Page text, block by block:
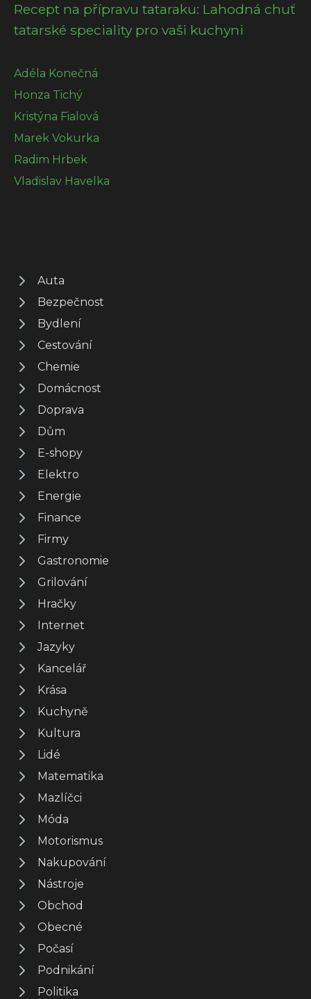
Recept na přípravu tataraku: Lahodná chuť
tatarské speciality pro vaši kuchyni
Adéla Konečná
Honza Tichý
Kristýna Fialová
Marek Vokurka
Radim Hrbek
Vladislav Havelka
Auta
Bezpečnost
Bydlení
Cestování
Chemie
Domácnost
Doprava
Dům
E-shopy
Elektro
Energie
Finance
Firmy
Gastronomie
Grilování
Hračky
Internet
Jazyky
Kancelář
Krása
Kuchyně
Kultura
Lidé
Matematika
Mazlíčci
Móda
Motorismus
Nakupování
Nástroje
Obchod
Obecné
Počasí
Podnikání
Politika